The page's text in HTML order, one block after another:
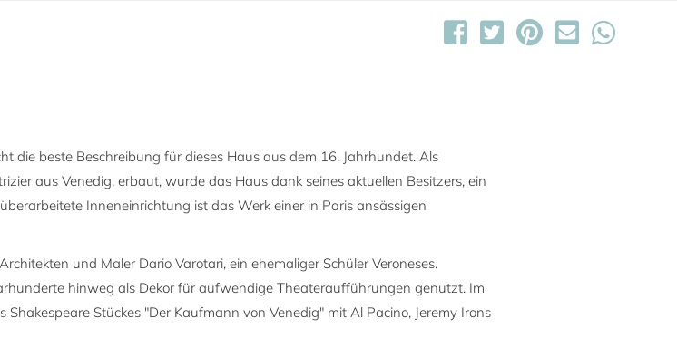
die beste Beschreibung für dieses Haus aus dem 16. Jahrhundet. Als
aus Venedig, erbaut, wurde das Haus dank seines aktuellen Besitzers, ein
Inneneinrichtung ist das Werk einer in Paris ansässigen
und Maler Dario Varotari, ein ehemaliger Schüler Veroneses.
hinweg als Dekor für aufwendige Theateraufführungen genutzt. Im
Stückes "Der Kaufmann von Venedig" mit Al Pacino, Jeremy Irons